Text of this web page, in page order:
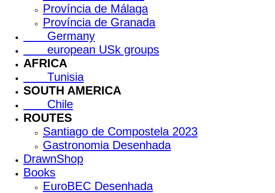
Província de Málaga
Província de Granada
Germany
european USk groups
AFRICA
Tunisia
SOUTH AMERICA
Chile
ROUTES
Santiago de Compostela 2023
Gastronomia Desenhada
DrawnShop
Books
EuroBEC Desenhada